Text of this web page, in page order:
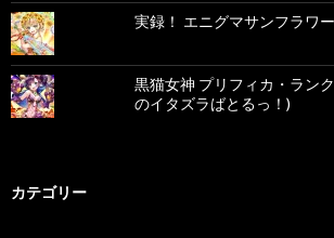
実録！ エニグマサンフラワ
黒猫女神 プリフィカ・ラン
のイタズラばとるっ！)
カテゴリー